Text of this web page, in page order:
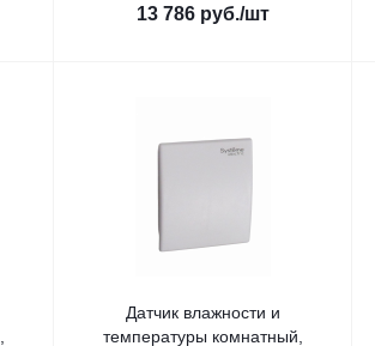
13 786 руб./шт
Датчик влажности и
температуры комнатный,